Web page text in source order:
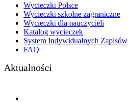
Wycieczki Polsce
Wycieczki szkolne zagraniczne
Wycieczki dla nauczycieli
Katalog wycieczek
System Indywidualnych Zapisów
FAQ
Aktualności